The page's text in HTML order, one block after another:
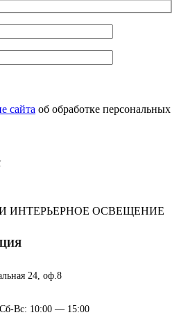
сайта об обработке персональных
ИНТЕРЬЕРНОЕ ОСВЕЩЕНИЕ
24, оф.8
Вс: 10:00 — 15:00